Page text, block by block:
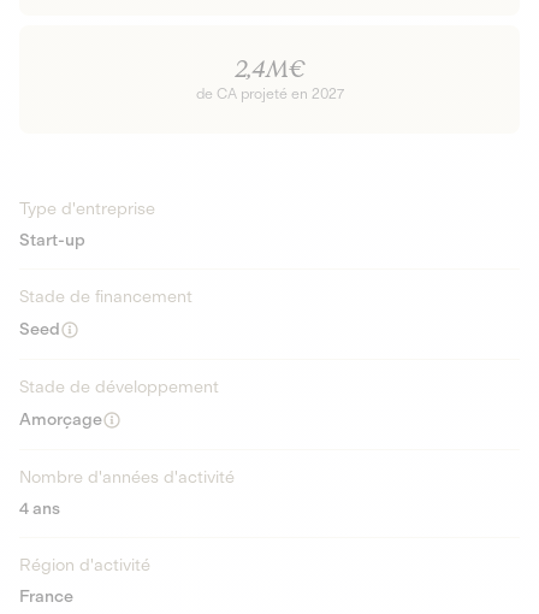
2,4M€
de CA projeté en 2027
Type d'entreprise
Start-up
Stade de financement
Seed
Stade de développement
Amorçage
Nombre d'années d'activité
4 ans
Région d'activité
France